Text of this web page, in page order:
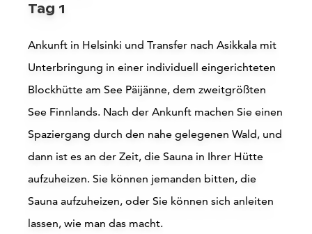
Tag 1
Ankunft in Helsinki und Transfer nach Asikkala mit
Unterbringung in einer individuell eingerichteten
Blockhütte am See Päijänne, dem zweitgrößten
See Finnlands. Nach der Ankunft machen Sie einen
Spaziergang durch den nahe gelegenen Wald, und
dann ist es an der Zeit, die Sauna in Ihrer Hütte
aufzuheizen. Sie können jemanden bitten, die
Sauna aufzuheizen, oder Sie können sich anleiten
lassen, wie man das macht.